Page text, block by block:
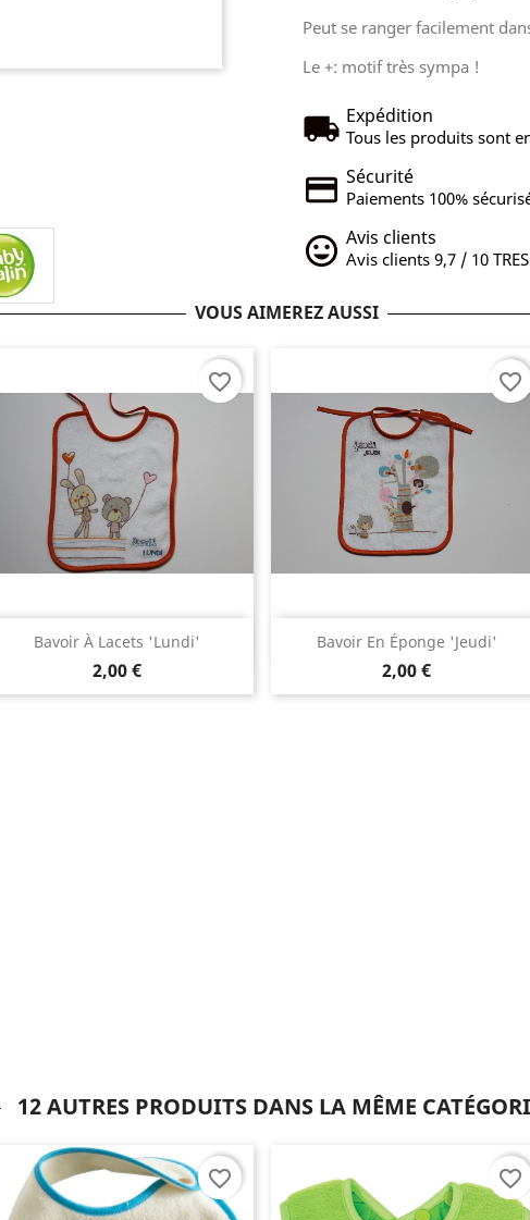
Peut se ranger facilement
Le +: motif très sympa !
Expédition
Tous les produits sont
Sécurité
Paiements 100%
Avis clients
Avis clients 9,7 / 10
VOUS AIMEREZ AUSSI
Bavoir À Lacets 'lundi'
2,00 €
Aperçu rapide
favorite_border
Bavoir En Éponge 'jeudi'
2,00 €
Aperçu rapide
favorite_border
12 AUTRES PRODUITS DANS LA MÊME
favorite_border favorite_border